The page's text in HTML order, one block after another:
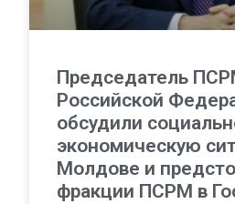
Председатель
Российской
обсудили
экономическую
Молдове и
фракции ПСРМ в